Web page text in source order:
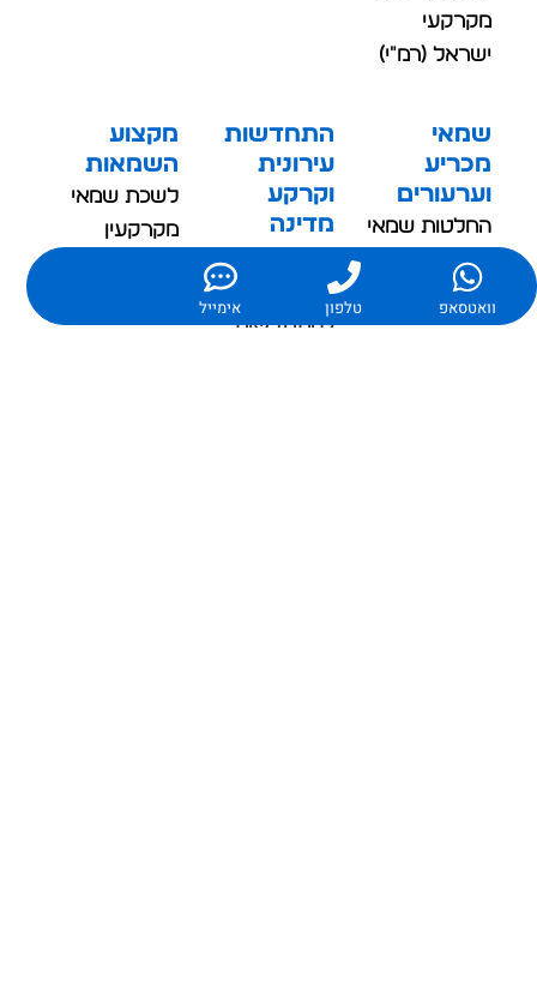
מקרקעי
ישראל (רמ"י)
שמאי
מכריע
וערעורים
החלטות שמאי
מכריע
החלטות
התחדשות
עירונית
וקרקע
מדינה
הממשלתית
להתחדשות
מקצוע
השמאות
לשכת שמאי
מקרקעין
וואטסאפ טלפון אימייל